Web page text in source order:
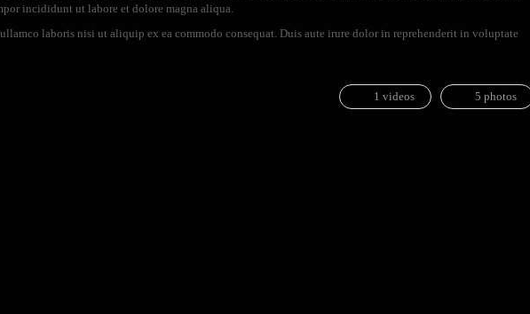
incididunt ut labore et dolore magna aliqua.
laboris nisi ut aliquip ex ea commodo consequat. Duis aute irure dolor in reprehenderit in voluptate
1 videos 5 photos